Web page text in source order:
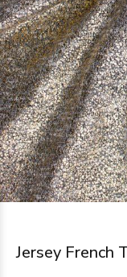
Jersey French